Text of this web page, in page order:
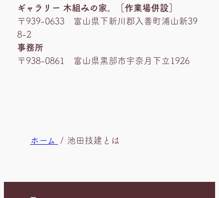
ギャラリー 木組みの家。［作業場併設］
〒939-0633 富山県下新川郡入善町浦山新39
8-2
事務所
〒938-0861 富山県黒部市宇奈月下立1926
置
ホーム 池田技建とは